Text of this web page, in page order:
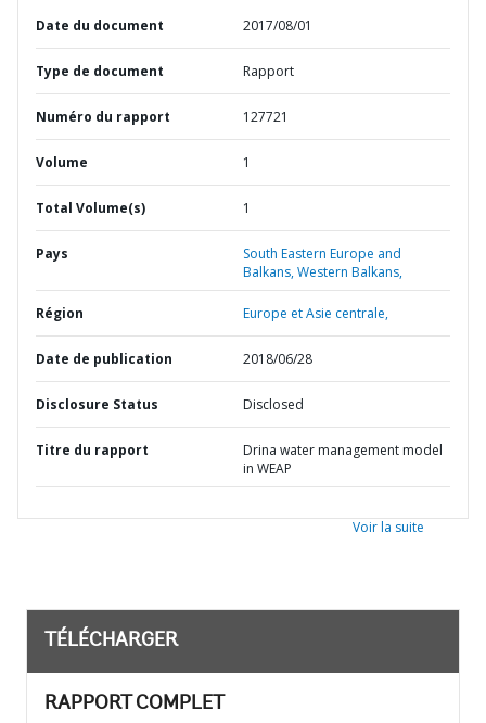
Date du document 2017/08/01
Type de document Rapport
Numéro du rapport 127721
Volume 1
Total Volume(s) 1
Pays
South Eastern Europe and
Balkans,Western Balkans,
Région Europe et Asie centrale,
Date de publication 2018/06/28
Disclosure Status Disclosed
Titre du rapport
Drina water management model
in WEAP
Voir la suite
TÉLÉCHARGER
RAPPORT COMPLET